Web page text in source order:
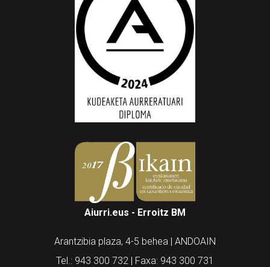
Aiurri.eus - Erroitz BM
Arantzibia plaza, 4-5 behea | ANDOAIN
Tel.: 943 300 732 | Faxa: 943 300 731